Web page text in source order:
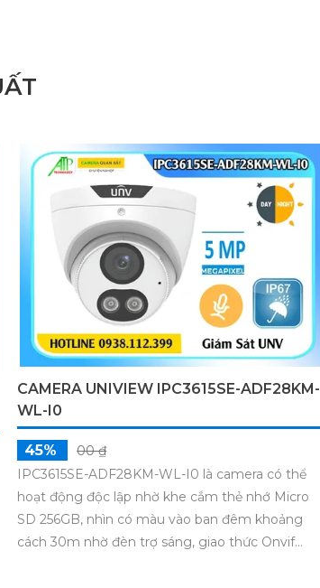
CAMERA UNIVIEW IPC3615SE-ADF28KM-
WL-I0
45%
00 ₫
IPC3615SE-ADF28KM-WL-I0 là camera có thể
hoạt động độc lập nhờ khe cắm thẻ nhớ Micro
SD 256GB, nhìn có màu vào ban đêm khoảng
cách 30m nhờ đèn trợ sáng, giao thức Onvif